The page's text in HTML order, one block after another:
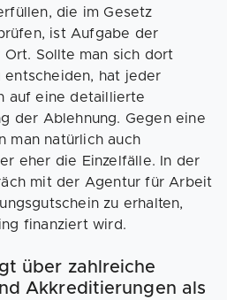
die im Gesetz
ist Aufgabe der
Sollte man sich dort
hat jeder
auf eine detaillierte
der Ablehnung. Gegen eine
man natürlich auch
eher die Einzelfälle. In der
mit der Agentur für Arbeit
zu erhalten,
finanziert wird.
über zahlreiche
Akkreditierungen als